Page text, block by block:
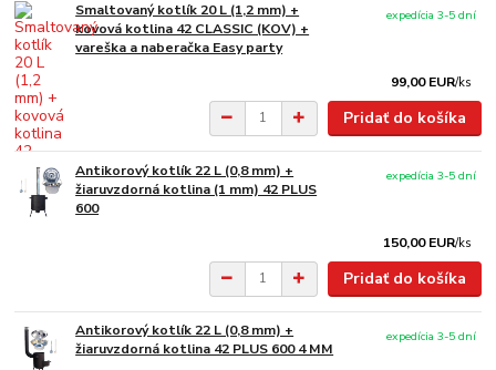
Smaltovaný kotlík 20 L (1,2 mm) +
kovová kotlina 42 CLASSIC (KOV) +
vareška a naberačka Easy party
99,00 EUR/ks
expedícia 3-5 dní
Pridať do košíka
Antikorový kotlík 22 L (0,8 mm) +
žiaruvzdorná kotlina (1 mm) 42 PLUS
600
150,00 EUR/ks
expedícia 3-5 dní
Pridať do košíka
Antikorový kotlík 22 L (0,8 mm) +
žiaruvzdorná kotlina 42 PLUS 600 4 MM
expedícia 3-5 dní